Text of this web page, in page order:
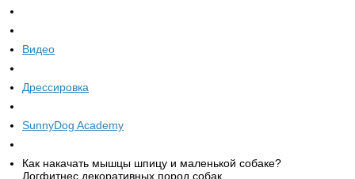
Видео
Дрессировка
SunnyDog Academy
Как накачать мышцы шпицу и маленькой собаке?
Догфитнес декоративных пород собак